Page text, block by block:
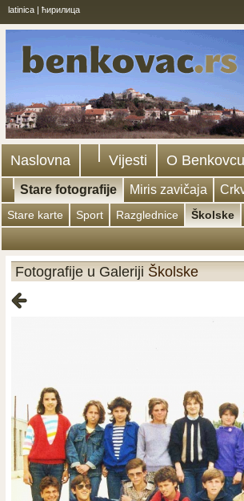
latinica | ћирилица
Naslovna Vijesti O Benkovcu
Stare fotografije Miris zavičaja
Stare karte Sport Razglednice Školske
Fotografije u Galeriji Školske